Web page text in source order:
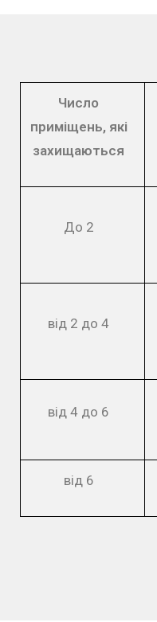
Число
приміщень, які
захищаються
До 2
від 2 до 4
від 4 до 6
від 6